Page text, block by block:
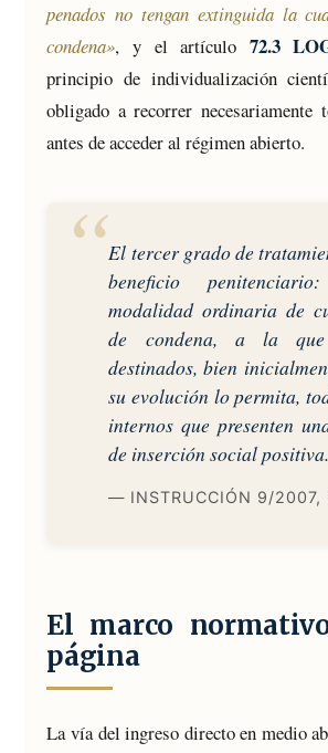
penados no tengan extinguida la
condena», y el artículo 72.3
principio de individualización
obligado a recorrer necesariamente
antes de acceder al régimen abierto.
El tercer grado de
beneficio
modalidad ordinaria de
de condena, a la
destinados, bien
su evolución lo permita,
internos que presenten
de inserción social positiva.
— INSTRUCCIÓN 9/2007,
El marco
página
La vía del ingreso directo en medio